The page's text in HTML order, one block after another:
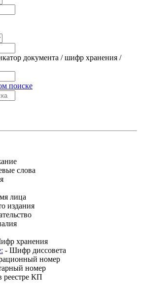
документа / шифр хранения /
поиске
слова
лица
издания
хранения
- Шифр диссовета
номер
номер
реестре КП